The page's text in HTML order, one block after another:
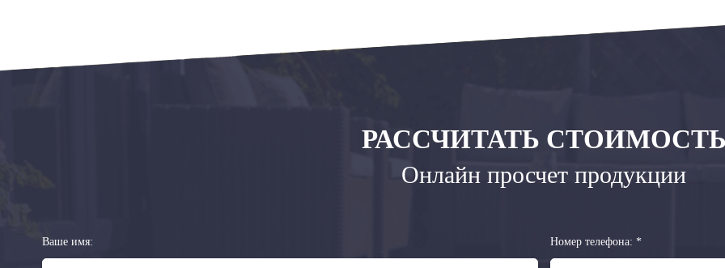
РАССЧИТАТЬ
Онлайн просчет продукции
Ваше имя: Номер телефона: *